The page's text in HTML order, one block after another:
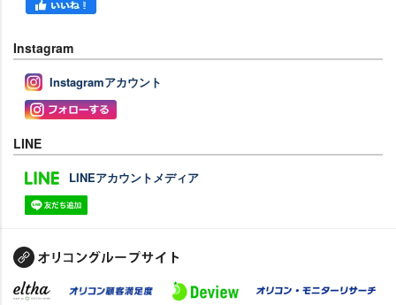
Instagram
Instagramアカウント
LINE
LINEアカウントメディア